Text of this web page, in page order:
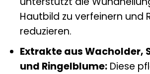
Hautbild zu verfeinern und
reduzieren.
Extrakte aus Wacholder,
und Ringelblume:Diese